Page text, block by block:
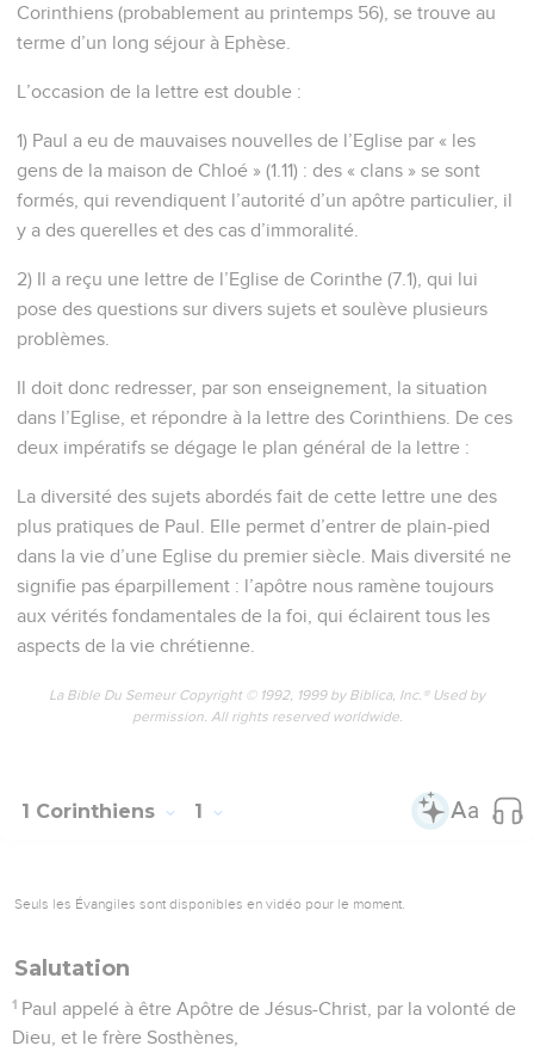
Corinthiens (probablement au printemps 56), se trouve au
terme d’un long séjour à Ephèse.
L’occasion de la lettre est double :
1) Paul a eu de mauvaises nouvelles de l’Eglise par « les
gens de la maison de Chloé » (1.11) : des « clans » se sont
formés, qui revendiquent l’autorité d’un apôtre particulier, il
y a des querelles et des cas d’immoralité.
2) Il a reçu une lettre de l’Eglise de Corinthe (7.1), qui lui
pose des questions sur divers sujets et soulève plusieurs
problèmes.
Il doit donc redresser, par son enseignement, la situation
dans l’Eglise, et répondre à la lettre des Corinthiens. De ces
deux impératifs se dégage le plan général de la lettre :
La diversité des sujets abordés fait de cette lettre une des
plus pratiques de Paul. Elle permet d’entrer de plain-pied
dans la vie d’une Eglise du premier siècle. Mais diversité ne
signifie pas éparpillement : l’apôtre nous ramène toujours
aux vérités fondamentales de la foi, qui éclairent tous les
aspects de la vie chrétienne.
La Bible Du Semeur Copyright © 1992, 1999 by Biblica, Inc.® Used by
permission. All rights reserved worldwide.
1 Corinthiens 1
Seuls les Évangiles sont disponibles en vidéo pour le moment.
Salutation
1 Paul appelé à être Apôtre de Jésus-Christ, par la volonté de
Dieu, et le frère Sosthènes,